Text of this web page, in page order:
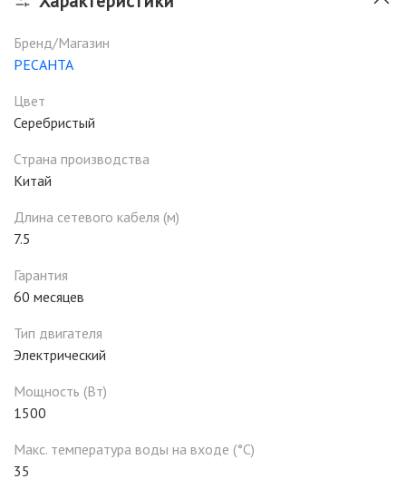
Бренд/Магазин
РЕСАНТА
Цвет
Серебристый
Страна производства
Китай
Длина сетевого кабеля (м)
7.5
Гарантия
60 месяцев
Тип двигателя
Электрический
Мощность (Вт)
1500
Макс. температура воды на входе (°C)
35